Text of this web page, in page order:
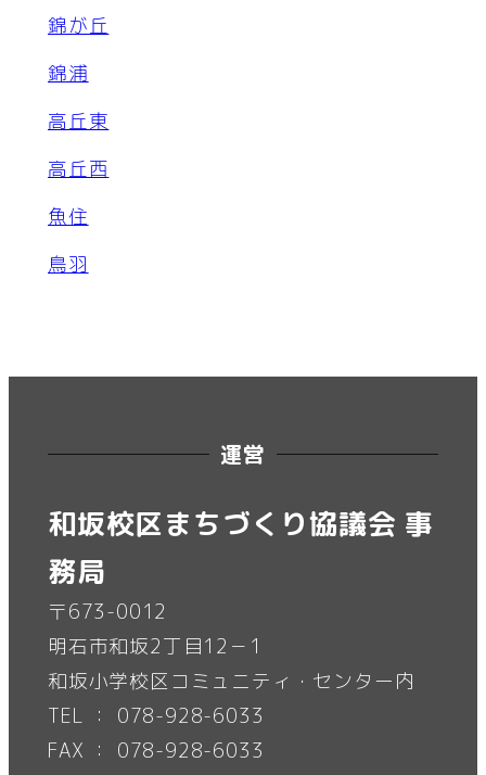
錦が丘
錦浦
高丘東
高丘西
魚住
鳥羽
運営
和坂校区まちづくり協議会 事
務局
〒673-0012
明石市和坂2丁目12－1
和坂小学校区コミュニティ・センター内
TEL ： 078-928-6033
FAX ： 078-928-6033